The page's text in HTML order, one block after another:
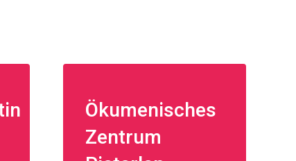
Ökumenisches
Zentrum